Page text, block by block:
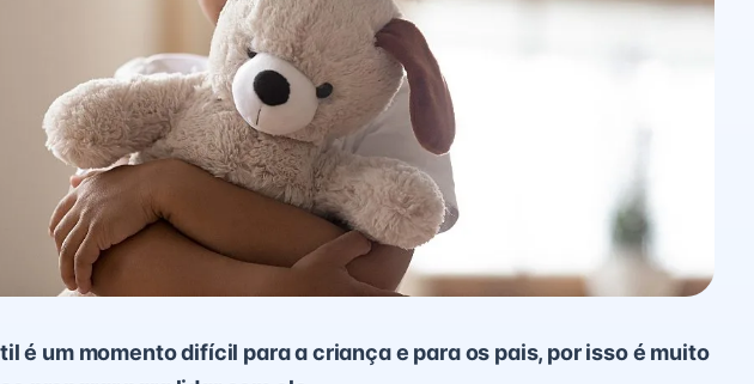
é um momento difícil para a criança e para os pais, por isso é muito